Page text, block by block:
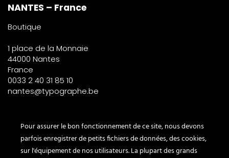
NANTES – France
Boutique
1 place de la Monnaie
44000 Nantes
France
0033 2 40 31 85 10
nantes@typographe.be
PARIS – France
Corner
Pour assurer le bon fonctionnement de ce site, nous devons
parfois enregistrer de petits fichiers de données, des cookies,
sur l'équipement de nos utilisateurs. La plupart des grands